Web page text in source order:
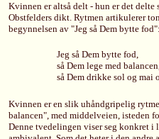
Kvinnen er altså delt - hun er det
Obstfelders dikt. Rytmen artikulerer
begynnelsen av "Jeg så Dem bytte fod":
Jeg så Dem bytte fod,
så Dem lege med
så Dem drikke sol og mai
Kvinnen er en slik uhåndgripelig
balancen", med middelveien, isteden
Denne tvedelingen viser seg konkret i